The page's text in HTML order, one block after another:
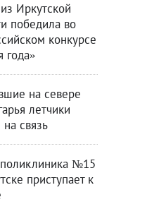
Иркутской
победила во
конкурсе
года»
на севере
летчики
связь
№15
приступает к